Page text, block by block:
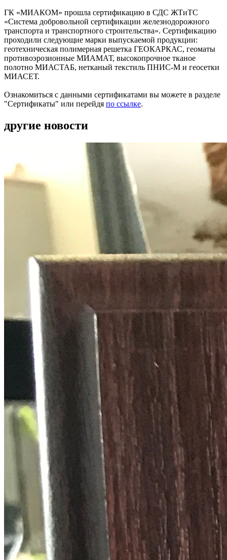
ГК «МИАКОМ» прошла сертификацию в СДС ЖТиТС
«Система добровольной сертификации железнодорожного
транспорта и транспортного строительства». Сертификацию
проходили следующие марки выпускаемой продукции:
геотехническая полимерная решетка ГЕОКАРКАС, геоматы
противоэрозионные МИАМАТ, высокопрочное тканое
полотно МИАСТАБ, нетканый текстиль ПНИС-М и геосетки
МИАСЕТ.
Ознакомиться с данными сертификатами вы можете в разделе
"Сертификаты" или перейдя по ссылке.
другие новости